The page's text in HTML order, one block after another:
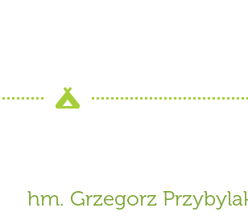
hm. Grzegorz